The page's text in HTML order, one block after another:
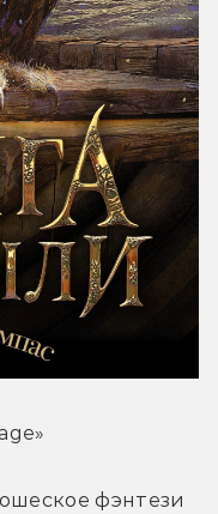
фэнтези